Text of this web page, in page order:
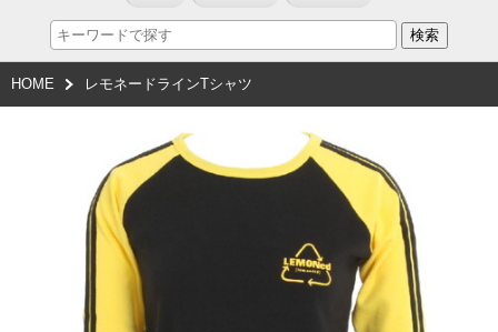
HOME レモネードラインTシャツ